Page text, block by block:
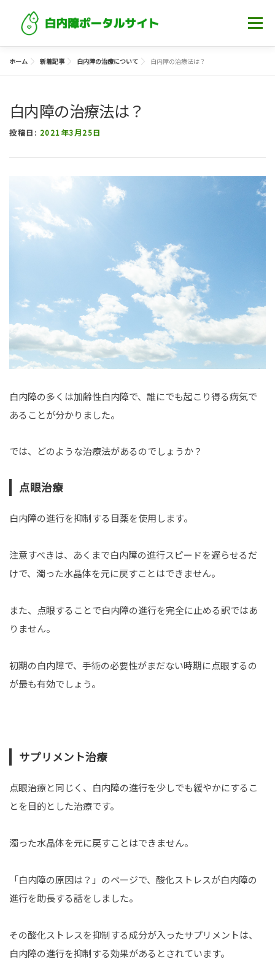
メニュー
ホーム 白内障について知る
眼科・クリニック
ホーム 新着記事 白内障の治療について 白内障の治療法は？
白内障の治療法は？
投稿日: 2021年3月25日
白内障の多くは加齢性白内障で、誰にでも起こり得る病気で
あることが分かりました。
では、どのような治療法があるのでしょうか？
点眼治療
白内障の進行を抑制する目薬を使用します。
注意すべきは、あくまで白内障の進行スピードを遅らせるだ
けで、濁った水晶体を元に戻すことはできません。
また、点眼することで白内障の進行を完全に止める訳ではあ
りません。
初期の白内障で、手術の必要性がまだない時期に点眼するの
が最も有効でしょう。
サプリメント治療
点眼治療と同じく、白内障の進行を少しでも緩やかにするこ
とを目的とした治療です。
濁った水晶体を元に戻すことはできません。
「白内障の原因は？」のページで、酸化ストレスが白内障の
進行を助長する話をしました。
その酸化ストレスを抑制する成分が入ったサプリメントは、
白内障の進行を抑制する効果があるとされています。